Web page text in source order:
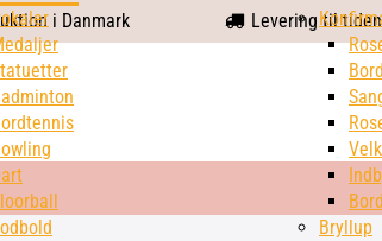
i Danmark Levering til tiden
Bryllup